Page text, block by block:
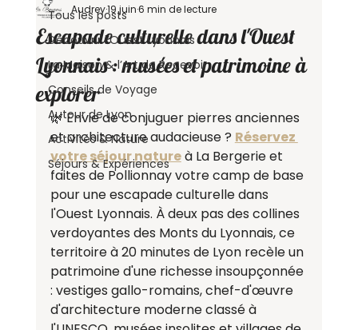
Tous les posts
Découvrir l’Ouest Lyonnais
La Maison & l’Art de Recevoir
Conseils de Voyage
Autour de Lyon
Activités & Nature
Séjours & Expériences
Escapade culturelle dans l'Ouest
Lyonnais : musées et patrimoine à
explorer
Audrey19 juin6 min de lecture
🌿 Envie de conjuguer pierres anciennes
et architecture audacieuse ? Réservez
votre séjour nature à La Bergerie et
faites de Pollionnay votre camp de base
pour une escapade culturelle dans
l'Ouest Lyonnais. À deux pas des collines
verdoyantes des Monts du Lyonnais, ce
territoire à 20 minutes de Lyon recèle un
patrimoine d'une richesse insoupçonnée
: vestiges gallo-romains, chef-d'œuvre
d'architecture moderne classé à